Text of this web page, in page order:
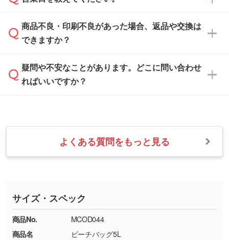
なお、印刷用データの作り方に関する詳細は、
しい
解像度の低い画像や、手書きのイラスト、写真
などを、印刷に適したベクターデータに変換し
・フルカラーデータを1色に変換してほしい
・1色印刷でグラデーションや濃淡を表現した
い
す。→詳しく見る
・コーポレートカラーを使って印刷したい／印
刷色にこだわりがある
本体色がブラック、ネイビーなど濃色の場合は
白色か淡い色の印刷色をおすすめしておりま
本体色がナチュラルなど淡色の場合、印刷をく
っきりと目立たせたいときは濃い印刷色が、柔
らかい雰囲気にしたいときは淡い印刷色が映え
また、お選びいただいた印刷色が本体色に合わ
ない場合や仕上がりに影響しそうな場合は、ス
タッフから別の色をご案内することもございま
営業日は平日の10:00～18:00で、土日祝日はお
休みとなります。注文・見積・お問い合わせ
速やかに対応いたします。
商品不良・印刷不良があった場合、返品や交換は
できますか？
お手数をお掛けいたしますが、至急担当スタッ
フまでご連絡ください。商品の状況を確認し、
・お届け時に商品が損傷・故障している場合
・ご注文と異なる商品が届いた場合
・印刷不良があった場合
※詳しくは「商品の良品基準について
ください。
【返品・交換ができない場合】
疑問や不安なことがあります。どこに問い合わせ
ればいいですか？
業日以内に担当スタッフよりメールにてご連絡
いたします。
お急ぎの場合はお電話でのご質問も受け付けて
TEL：0422-29-9911 営業時間10:00～
18:00(土日祝日除く)
お問い合わせフォームはこちら
よくある質問をもっと見る
サイズ・スペック
商品No.
MCOD044
商品名
ビーチバッグ5L